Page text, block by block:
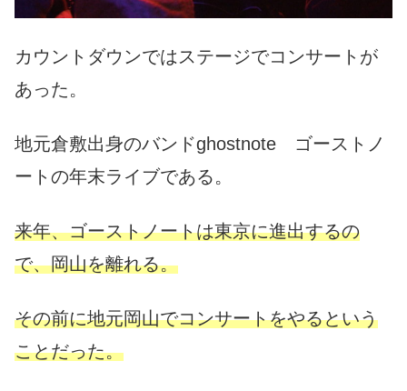
カウントダウンではステージでコンサートが
あった。
地元倉敷出身のバンドghostnote ゴーストノ
ートの年末ライブである。
来年、ゴーストノートは東京に進出するの
で、岡山を離れる。
その前に地元岡山でコンサートをやるという
ことだった。